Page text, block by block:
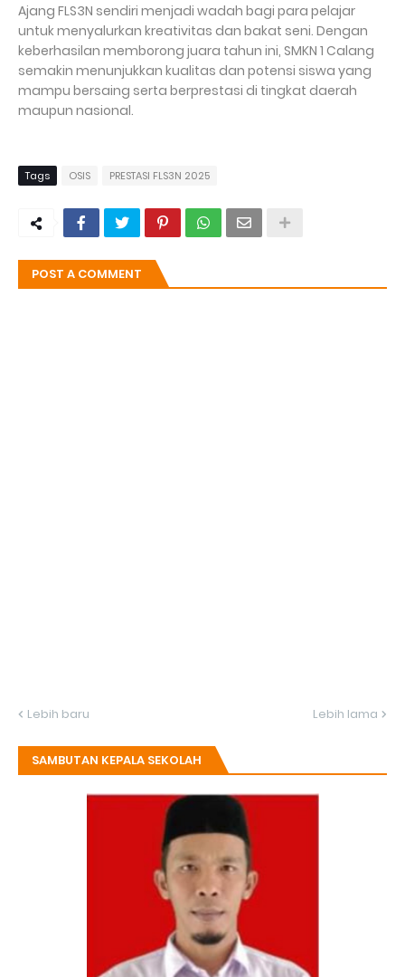
Ajang FLS3N sendiri menjadi wadah bagi para pelajar
untuk menyalurkan kreativitas dan bakat seni. Dengan
keberhasilan memborong juara tahun ini, SMKN 1 Calang
semakin menunjukkan kualitas dan potensi siswa yang
mampu bersaing serta berprestasi di tingkat daerah
maupun nasional.
Tags OSIS PRESTASI FLS3N 2025
POST A COMMENT
Lebih baru Lebih lama
SAMBUTAN KEPALA SEKOLAH